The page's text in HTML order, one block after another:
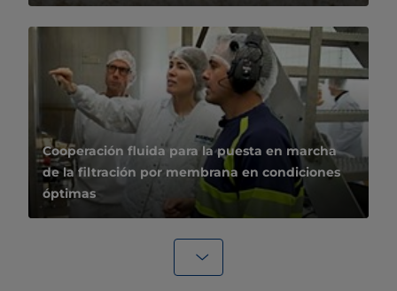
Cooperación fluida para la puesta en marcha
de la filtración por membrana en condiciones
óptimas